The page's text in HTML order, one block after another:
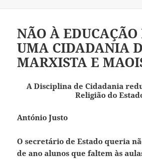
NÃO À EDUCAÇÃO
UMA CIDADANIA
MARXISTA E
A Disciplina de Cidadania
Religião do
António Justo
O secretário de Estado queria
de ano alunos que faltem às